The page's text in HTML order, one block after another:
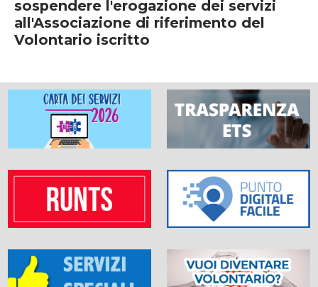
sospendere l'erogazione dei servizi
all'Associazione di riferimento del
Volontario iscritto